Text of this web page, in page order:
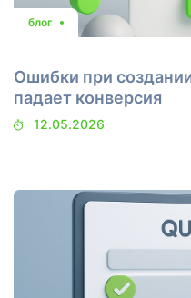
блог
Ошибки при
падает конверсия
12.05.2026